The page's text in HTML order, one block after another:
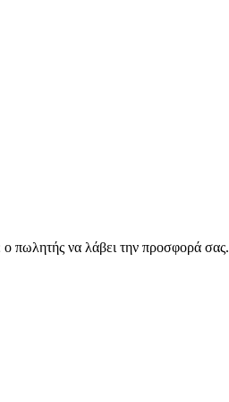
να λάβει την προσφορά σας.